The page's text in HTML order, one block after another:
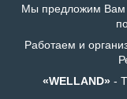
Мы предложим Вам
Работаем и
«WELLAND»-